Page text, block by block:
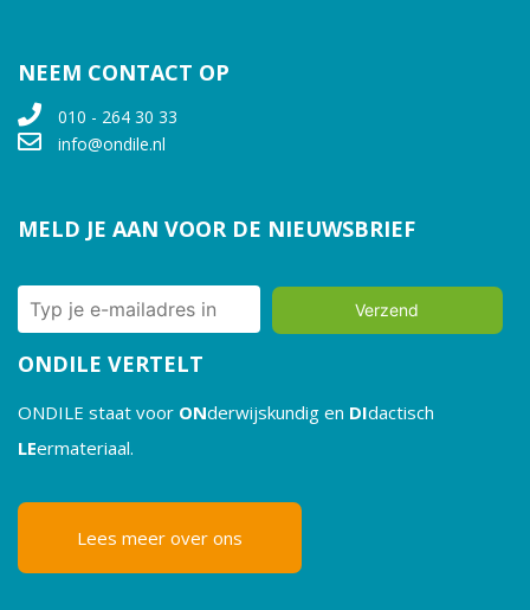
NEEM CONTACT OP
010 - 264 30 33
info@ondile.nl
MELD JE AAN VOOR DE NIEUWSBRIEF
Verzend
ONDILE VERTELT
ONDILE staat voor ONderwijskundig en DIdactisch
LEermateriaal.
Lees meer over ons